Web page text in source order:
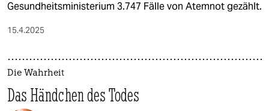
Gesundheitsministerium 3.747 Fälle von Atemnot gezählt.
15.4.2025
Die Wahrheit
Das Händchen des Todes